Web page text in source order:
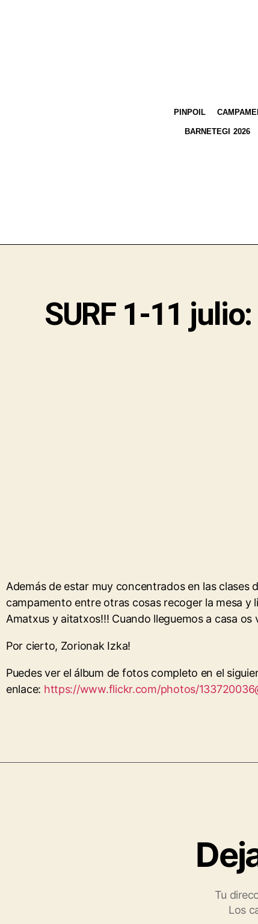
PINPOIL
BARNETEGI 2026
SURF 1-11
Además de estar muy concentrados en las clases
campamento entre otras cosas recoger la mesa y
Amatxus y aitatxos!!! Cuando lleguemos a casa
Por cierto, Zorionak Izka!
Puedes ver el álbum de fotos completo en el
enlace: https://www.flickr.com/photos/
Tu
Los